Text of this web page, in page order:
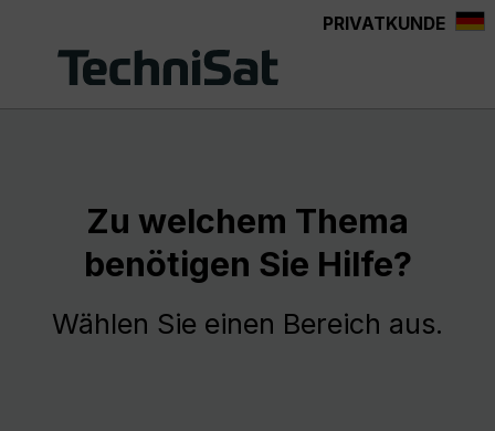
PRIVATKUNDE
Zu welchem Thema
benötigen Sie Hilfe?
Wählen Sie einen Bereich aus.